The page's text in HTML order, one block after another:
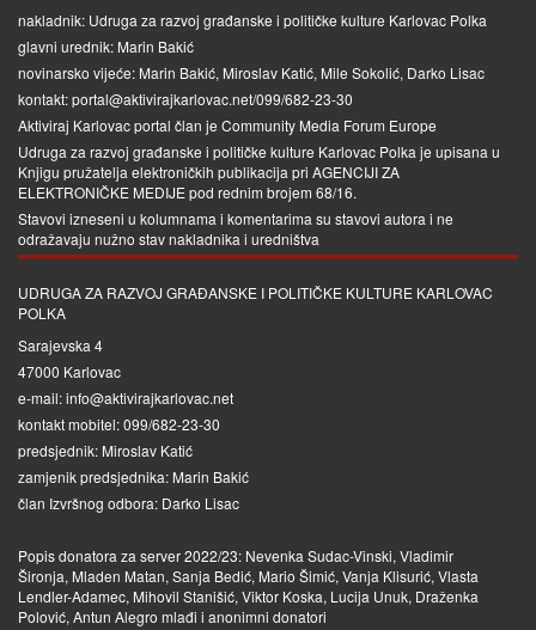
nakladnik: Udruga za razvoj građanske i političke kulture Karlovac Polka
glavni urednik: Marin Bakić
novinarsko vijeće: Marin Bakić, Miroslav Katić, Mile Sokolić, Darko Lisac
kontakt: portal@aktivirajkarlovac.net/099/682-23-30
Aktiviraj Karlovac portal član je Community Media Forum Europe
Udruga za razvoj građanske i političke kulture Karlovac Polka je upisana u
Knjigu pružatelja elektroničkih publikacija pri AGENCIJI ZA
ELEKTRONIČKE MEDIJEpod rednim brojem 68/16.
Stavovi izneseni u kolumnama i komentarima su stavovi autora i ne
odražavaju nužno stav nakladnika i uredništva
UDRUGA ZA RAZVOJ GRAĐANSKE I POLITIČKE KULTURE KARLOVAC
POLKA
Sarajevska 4
47000 Karlovac
e-mail: info@aktivirajkarlovac.net
kontakt mobitel: 099/682-23-30
predsjednik: Miroslav Katić
zamjenik predsjednika: Marin Bakić
član Izvršnog odbora: Darko Lisac
Popis donatora za server 2022/23: Nevenka Sudac-Vinski, Vladimir
Šironja, Mladen Matan, Sanja Bedić, Mario Šimić, Vanja Klisurić, Vlasta
Lendler-Adamec, Mihovil Stanišić, Viktor Koska, Lucija Unuk, Draženka
Polović, Antun Alegro mlađi i anonimni donatori